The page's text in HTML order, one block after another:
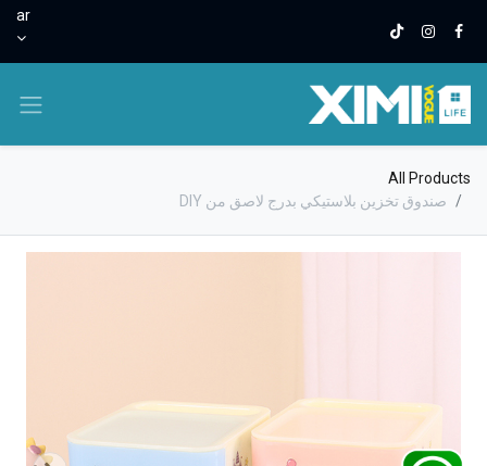
ar
All Products
صندوق تخزين بلاستيكي بدرج لاصق من DlY